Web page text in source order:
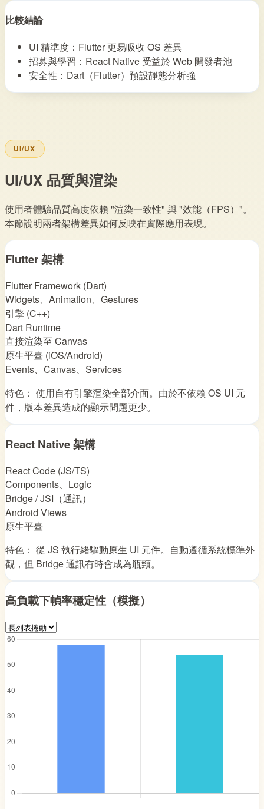
比較結論
UI 精準度：Flutter 更易吸收 OS 差異
招募與學習：React Native 受益於 Web 開發者池
安全性：Dart（Flutter）預設靜態分析強
UI/UX
UI/UX 品質與渲染
使用者體驗品質高度依賴 "渲染一致性" 與 "效能（FPS）"。
本節說明兩者架構差異如何反映在實際應用表現。
Flutter 架構
Flutter Framework (Dart)
Widgets、Animation、Gestures
引擎 (C++)
Dart Runtime
直接渲染至 Canvas
原生平臺 (iOS/Android)
Events、Canvas、Services
特色： 使用自有引擎渲染全部介面。由於不依賴 OS UI 元
件，版本差異造成的顯示問題更少。
React Native 架構
React Code (JS/TS)
Components、Logic
Bridge / JSI（通訊）
Android Views
原生平臺
特色： 從 JS 執行緒驅動原生 UI 元件。自動遵循系統標準外
觀，但 Bridge 通訊有時會成為瓶頸。
高負載下幀率穩定性（模擬）